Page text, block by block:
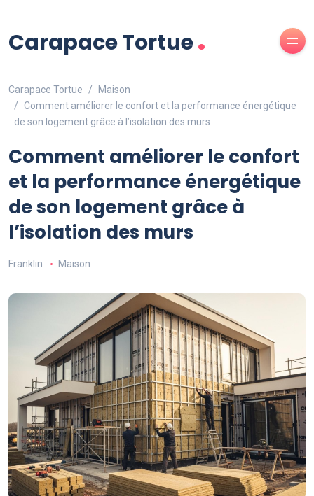
Carapace Tortue.
Carapace Tortue
Maison
Comment améliorer le confort et la performance énergétique
de son logement grâce à l’isolation des murs
Comment améliorer le confort
et la performance énergétique
de son logement grâce à
l’isolation des murs
Franklin Maison